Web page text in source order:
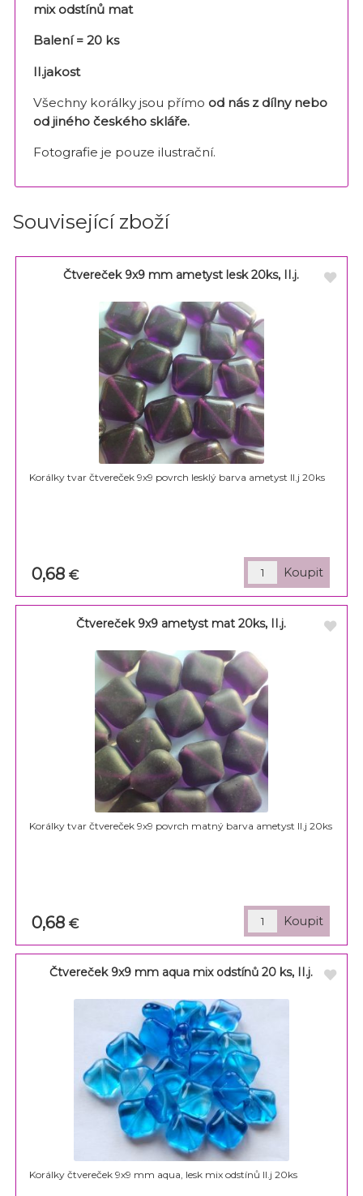
mix odstínů mat
Balení = 20 ks
II.jakost
Všechny korálky jsou přímo od nás z dílny nebo
od jiného českého skláře.
Fotografie je pouze ilustrační.
Související zboží
Čtvereček 9x9 mm ametyst lesk 20ks, II.j.
Korálky tvar čtvereček 9x9 povrch lesklý barva ametyst II.j 20ks
0,68€
Čtvereček 9x9 ametyst mat 20ks, II.j.
Korálky tvar čtvereček 9x9 povrch matný barva ametyst II.j 20ks
0,68€
Čtvereček 9x9 mm aqua mix odstínů 20 ks, II.j.
Korálky čtvereček 9x9 mm aqua, lesk mix odstínů II.j 20ks